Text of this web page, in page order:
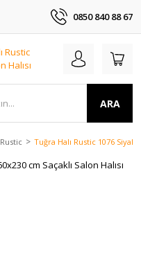
0850 840 88 67
ARA
Rustic Tuğra Halı Rustic 1076 Siyah